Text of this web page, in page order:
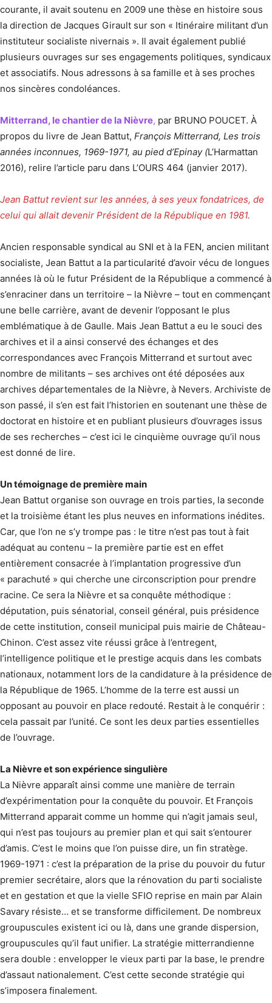
courante, il avait soutenu en 2009 une thèse en histoire sous
la direction de Jacques Girault sur son « Itinéraire militant d’un
instituteur socialiste nivernais ». Il avait également publié
plusieurs ouvrages sur ses engagements politiques, syndicaux
et associatifs. Nous adressons à sa famille et à ses proches
nos sincères condoléances.
Mitterrand, le chantier de la Nièvre, par BRUNO POUCET. À
propos du livre de Jean Battut, François Mitterrand, Les trois
années inconnues, 1969-1971, au pied d’Epinay (L’Harmattan
2016), relire l’article paru dans L’OURS 464 (janvier 2017).
Jean Battut revient sur les années, à ses yeux fondatrices, de
celui qui allait devenir Président de la République en 1981.
Ancien responsable syndical au SNI et à la FEN, ancien militant
socialiste, Jean Battut a la particularité d’avoir vécu de longues
années là où le futur Président de la République a commencé à
s’enraciner dans un territoire – la Nièvre – tout en commençant
une belle carrière, avant de devenir l’opposant le plus
emblématique à de Gaulle. Mais Jean Battut a eu le souci des
archives et il a ainsi conservé des échanges et des
correspondances avec François Mitterrand et surtout avec
nombre de militants – ses archives ont été déposées aux
archives départementales de la Nièvre, à Nevers. Archiviste de
son passé, il s’en est fait l’historien en soutenant une thèse de
doctorat en histoire et en publiant plusieurs d’ouvrages issus
de ses recherches – c’est ici le cinquième ouvrage qu’il nous
est donné de lire.
Un témoignage de première main
Jean Battut organise son ouvrage en trois parties, la seconde
et la troisième étant les plus neuves en informations inédites.
Car, que l’on ne s’y trompe pas : le titre n’est pas tout à fait
adéquat au contenu – la première partie est en effet
entièrement consacrée à l’implantation progressive d’un
« parachuté » qui cherche une circonscription pour prendre
racine. Ce sera la Nièvre et sa conquête méthodique :
députation, puis sénatorial, conseil général, puis présidence
de cette institution, conseil municipal puis mairie de Château-
Chinon. C’est assez vite réussi grâce à l’entregent,
l’intelligence politique et le prestige acquis dans les combats
nationaux, notamment lors de la candidature à la présidence de
la République de 1965. L’homme de la terre est aussi un
opposant au pouvoir en place redouté. Restait à le conquérir :
cela passait par l’unité. Ce sont les deux parties essentielles
de l’ouvrage.
La Nièvre et son expérience singulière
La Nièvre apparaît ainsi comme une manière de terrain
d’expérimentation pour la conquête du pouvoir. Et François
Mitterrand apparait comme un homme qui n’agit jamais seul,
qui n’est pas toujours au premier plan et qui sait s’entourer
d’amis. C’est le moins que l’on puisse dire, un fin stratège.
1969-1971 : c’est la préparation de la prise du pouvoir du futur
premier secrétaire, alors que la rénovation du parti socialiste
et en gestation et que la vielle SFIO reprise en main par Alain
Savary résiste… et se transforme difficilement. De nombreux
groupuscules existent ici ou là, dans une grande dispersion,
groupuscules qu’il faut unifier. La stratégie mitterrandienne
sera double : envelopper le vieux parti par la base, le prendre
d’assaut nationalement. C’est cette seconde stratégie qui
s’imposera finalement.